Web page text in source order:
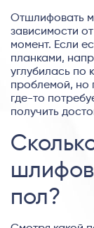
Отшлифовать
зависимости
момент. Если
планками,
углубилась по
проблемой, но
где-то
получить
пол?